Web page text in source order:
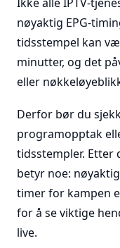
nøyaktig EPG-
tidsstempel kan
minutter, og det
eller
Derfor bør du
programopptak
tidsstempler. Etter
betyr noe:
timer for kampen
for å se viktige
live.